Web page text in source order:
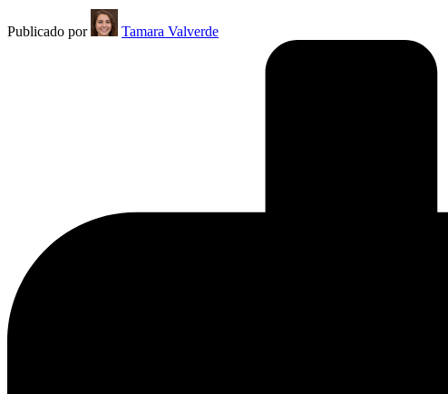
Publicado por Tamara Valverde